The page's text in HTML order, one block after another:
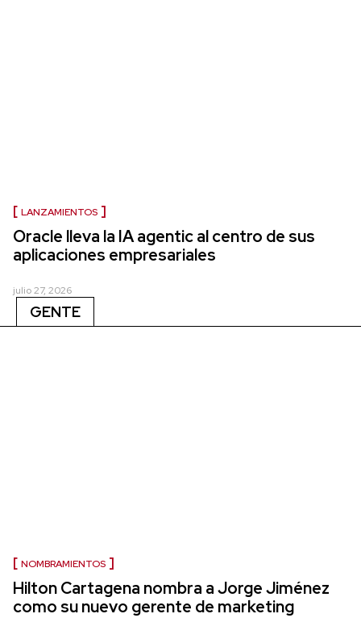
LANZAMIENTOS
Oracle lleva la IA agentic al centro de sus
aplicaciones empresariales
julio 27, 2026
GENTE
NOMBRAMIENTOS
Hilton Cartagena nombra a Jorge Jiménez
como su nuevo gerente de marketing